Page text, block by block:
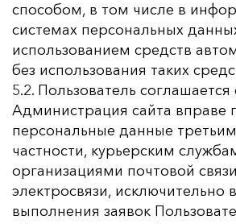
способом, в том числе в
системах персональных
использованием средств
без использования таких
5.2. Пользователь соглашается
Администрация сайта вправе
персональные данные
частности, курьерским
организациями почтовой
электросвязи, исключительно
выполнения заявок